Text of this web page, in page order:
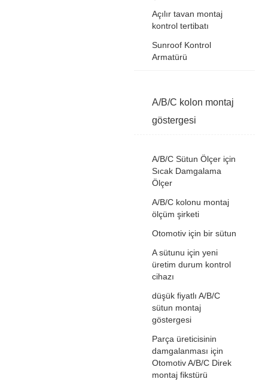
Açılır tavan montaj
kontrol tertibatı
Sunroof Kontrol
Armatürü
A/B/C kolon montaj
göstergesi
A/B/C Sütun Ölçer için
Sıcak Damgalama
Ölçer
A/B/C kolonu montaj
ölçüm şirketi
Otomotiv için bir sütun
A sütunu için yeni
üretim durum kontrol
cihazı
düşük fiyatlı A/B/C
sütun montaj
göstergesi
Parça üreticisinin
damgalanması için
Otomotiv A/B/C Direk
montaj fikstürü